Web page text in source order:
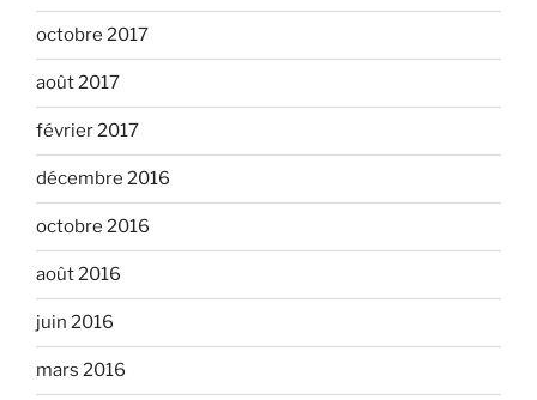
octobre 2017
août 2017
février 2017
décembre 2016
octobre 2016
août 2016
juin 2016
mars 2016